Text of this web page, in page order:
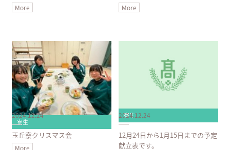
More More
寮生
2024.12.24
玉丘寮クリスマス会
More
寮生
2024.12.24
12月24日から1月15日までの予定
献立表です。